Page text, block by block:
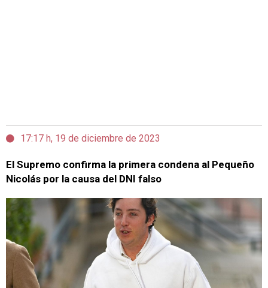
17:17 h, 19 de diciembre de 2023
El Supremo confirma la primera condena al Pequeño
Nicolás por la causa del DNI falso